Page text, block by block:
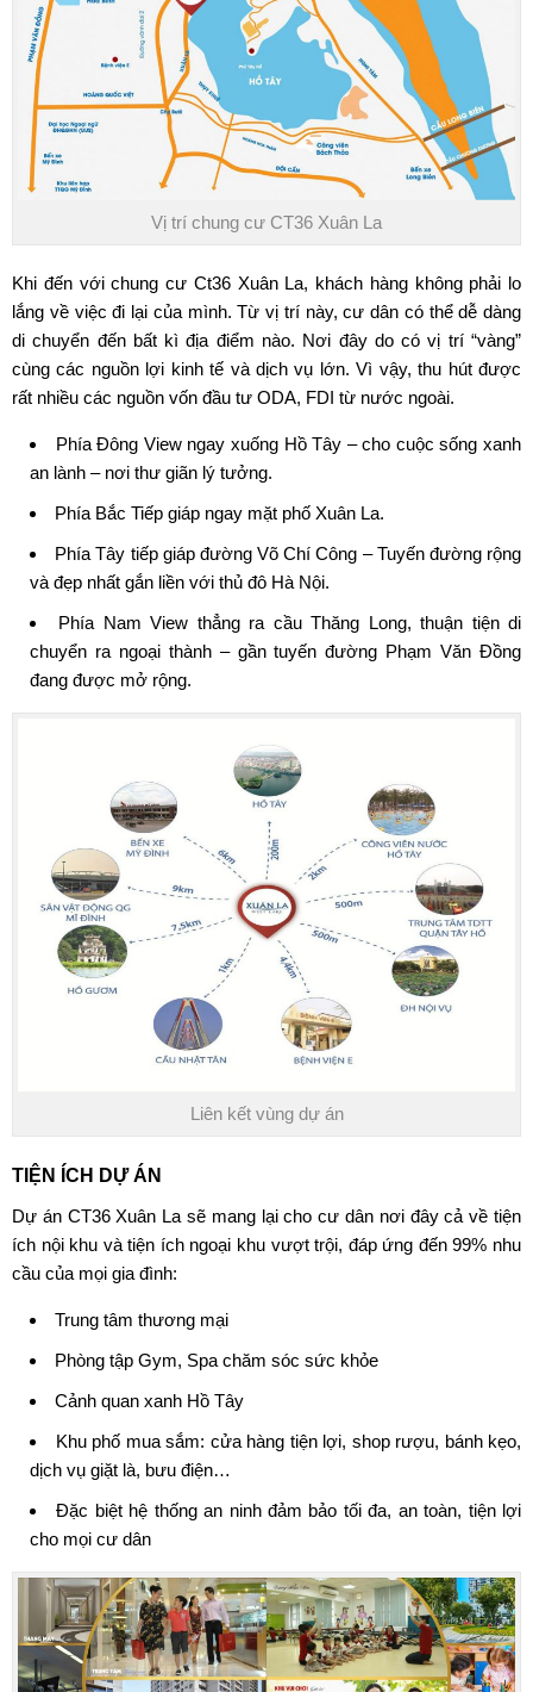
Vị trí chung cư CT36 Xuân La
Khi đến vớichung cư Ct36 Xuân La, khách hàng không phải lo
lắng về việc đi lại của mình. Từ vị trí này, cư dân có thể dễ dàng
di chuyển đến bất kì địa điểm nào. Nơi đây do có vị trí “vàng”
cùng các nguồn lợi kinh tế và dịch vụ lớn. Vì vậy, thu hút được
rất nhiều các nguồn vốn đầu tư ODA, FDI từ nước ngoài.
Phía Đông View ngay xuống Hồ Tây – cho cuộc sống xanh
an lành – nơi thư giãn lý tưởng.
Phía Bắc Tiếp giáp ngay mặt phố Xuân La.
Phía Tây tiếp giáp đường Võ Chí Công – Tuyến đường rộng
và đẹp nhất gắn liền với thủ đô Hà Nội.
Phía Nam View thẳng ra cầu Thăng Long, thuận tiện di
chuyển ra ngoại thành – gần tuyến đường Phạm Văn Đồng
đang được mở rộng.
Liên kết vùng dự án
TIỆN ÍCH DỰ ÁN
Dự án CT36 Xuân La sẽ mang lại cho cư dân nơi đây cả về tiện
ích nội khu và tiện ích ngoại khu vượt trội, đáp ứng đến 99% nhu
cầu của mọi gia đình:
Trung tâm thương mại
Phòng tập Gym, Spa chăm sóc sức khỏe
Cảnh quan xanh Hồ Tây
Khu phố mua sắm: cửa hàng tiện lợi, shop rượu, bánh kẹo,
dịch vụ giặt là, bưu điện…
Đặc biệt hệ thống an ninh đảm bảo tối đa, an toàn, tiện lợi
cho mọi cư dân